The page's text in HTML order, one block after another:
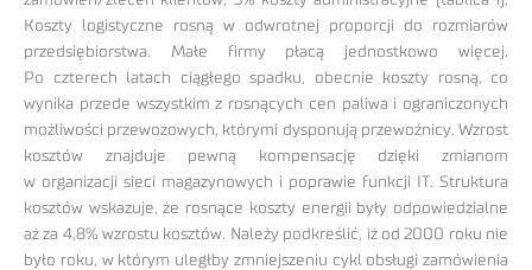
Koszty logistyczne rosną w odwrotnej proporcji do rozmiarów
przedsiębiorstwa. Małe firmy płacą jednostkowo więcej.
Po czterech latach ciągłego spadku, obecnie koszty rosną, co
wynika przede wszystkim z rosnących cen paliwa i ograniczonych
możliwości przewozowych, którymi dysponują przewoźnicy. Wzrost
kosztów znajduje pewną kompensację dzięki zmianom
w organizacji sieci magazynowych i poprawie funkcji IT. Struktura
kosztów wskazuje, że rosnące koszty energii były odpowiedzialne
aż za 4,8% wzrostu kosztów. Należy podkreślić, iż od 2000 roku nie
było roku, w którym uległby zmniejszeniu cykl obsługi zamówienia